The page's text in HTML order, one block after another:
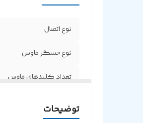
نوع اتصال
نوع حسگر ماوس
تعداد کلیدهای ماوس
توضیحات